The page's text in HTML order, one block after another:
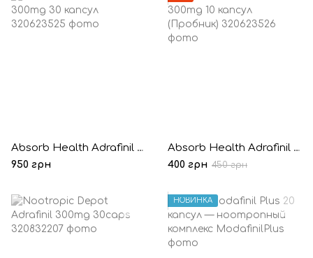
Absorb Health Adrafinil 300mg 30 капсул
950 грн
Absorb Health Adrafinil 300mg 10 капсул (Пробник)
400 грн 450 грн
НОВИНКА